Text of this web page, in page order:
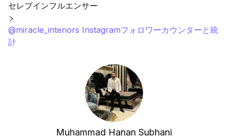
セレブインフルエンサー
@miracle_interiors Instagramフォロワーカウンターと統
計
Muhammad Hanan Subhani